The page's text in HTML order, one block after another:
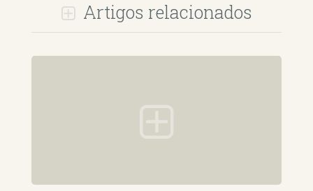
Artigos relacionados